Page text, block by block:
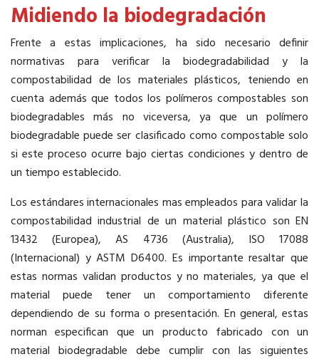
Midiendo la biodegradación
Frente a estas implicaciones, ha sido necesario definir
normativas para verificar la biodegradabilidad y la
compostabilidad de los materiales plásticos, teniendo en
cuenta además que todos los polímeros compostables son
biodegradables más no viceversa, ya que un polímero
biodegradable puede ser clasificado como compostable solo
si este proceso ocurre bajo ciertas condiciones y dentro de
un tiempo establecido.
Los estándares internacionales mas empleados para validar la
compostabilidad industrial de un material plástico son EN
13432 (Europea), AS 4736 (Australia), ISO 17088
(Internacional) y ASTM D6400. Es importante resaltar que
estas normas validan productos y no materiales, ya que el
material puede tener un comportamiento diferente
dependiendo de su forma o presentación. En general, estas
norman especifican que un producto fabricado con un
material biodegradable debe cumplir con las siguientes